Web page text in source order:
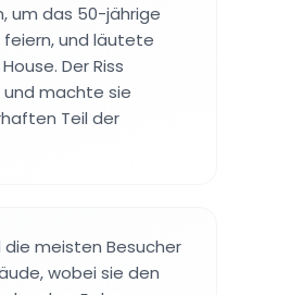
um das 50-jährige
feiern, und läutete
Der Riss
und machte sie
Teil der
die meisten Besucher
wobei sie den